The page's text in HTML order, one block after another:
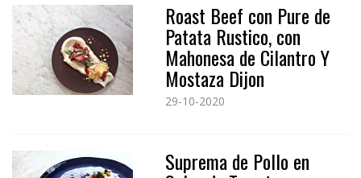
Roast Beef con Pure de
Patata Rustico, con
Mahonesa de Cilantro Y
Mostaza Dijon
29-10-2020
Suprema de Pollo en